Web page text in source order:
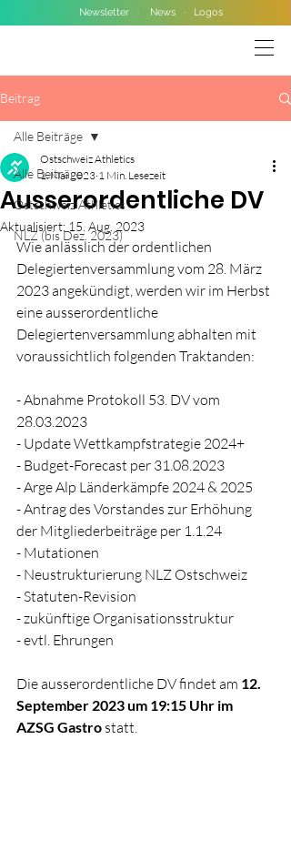
Newsletter · News · Logos
Beitrag
Alle Beiträge
Ostschweiz Athletics
NLZ (bis Dez. 2023)
Alle Beiträge
Ausserordentliche DV
Ostschweiz Athletics
1. Mai 2023 1 Min. Lesezeit
Aktualisiert: 15. Aug. 2023
Wie anlässlich der ordentlichen
Delegiertenversammlung vom 28. März
2023 angekündigt, werden wir im Herbst
eine ausserordentliche
Delegiertenversammlung abhalten mit
voraussichtlich folgenden Traktanden:
- Abnahme Protokoll 53. DV vom
28.03.2023
- Update Wettkampfstrategie 2024+
- Budget-Forecast per 31.08.2023
- Arge Alp Länderkämpfe 2024 & 2025
- Antrag des Vorstandes zur Erhöhung
der Mitgliederbeiträge per 1.1.24
- Mutationen
- Neustrukturierung NLZ Ostschweiz
- Statuten-Revision
- zukünftige Organisationsstruktur
- evtl. Ehrungen
Die ausserordentliche DV findet am 12.
September 2023 um 19:15 Uhr im
AZSG Gastro statt.